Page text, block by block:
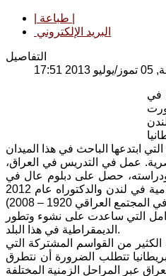
البريد الإلكتروني
التفاصيل
في
في اللغة الانكليزية عام 1976 من الجامعة المستنصرية. عمل في التدريس في العراق،
، واثناء اقامته ودراسته، حصل على دبلوم عال في
الكومبيوتر عام 1996 في لندن، والماجستير في تخصص علم الاجتماع عام 2009 من الجامعة العالمية للعلوم الاسلامية في لندن والدكتوراه عام 2012
1920 – 2008)
التي ساعدت على نشوء وتطور
الديمقراطية في هذا البلد.
من القواسم المشتركة التي
في بريطانيا تتطلب الضرورة أن نتطرق